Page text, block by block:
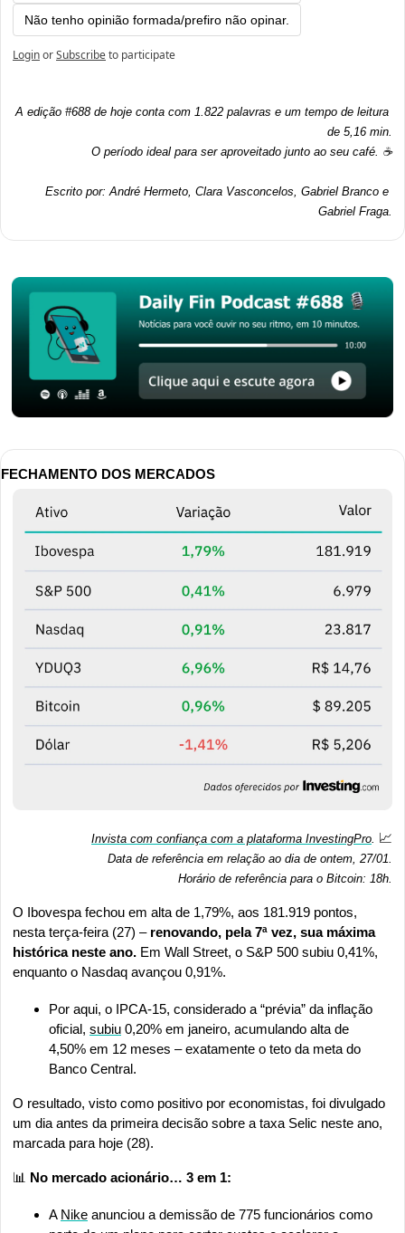
Não tenho opinião formada/prefiro não opinar.
LoginorSubscribeto participate
A edição #688 de hoje conta com 1.822 palavras e um tempo de leitura
de 5,16 min.
O período ideal para ser aproveitado junto ao seu café. ☕
Escrito por: André Hermeto, Clara Vasconcelos, Gabriel Branco e
Gabriel Fraga.
FECHAMENTO DOS MERCADOS
Invista com confiança com a plataforma InvestingPro 📈
Data de referência em relação ao dia de ontem, 27/01.
Horário de referência para o Bitcoin: 18h
O Ibovespa fechou em alta de 1,79%, aos 181.919 pontos,
nesta terça-feira (27) – renovando, pela 7ª vez, sua máxima
histórica neste ano. Em Wall Street, o S&P 500 subiu 0,41%,
enquanto o Nasdaq avançou 0,91%.
Por aqui, o IPCA-15, considerado a “prévia” da inflação
oficial, subiu 0,20% em janeiro, acumulando alta de
4,50% em 12 meses – exatamente o teto da meta do
Banco Central.
O resultado, visto como positivo por economistas, foi divulgado
um dia antes da primeira decisão sobre a taxa Selic neste ano,
marcada para hoje (28).
📊 No mercado acionário… 3 em 1:
A Nike anunciou a demissão de 775 funcionários como